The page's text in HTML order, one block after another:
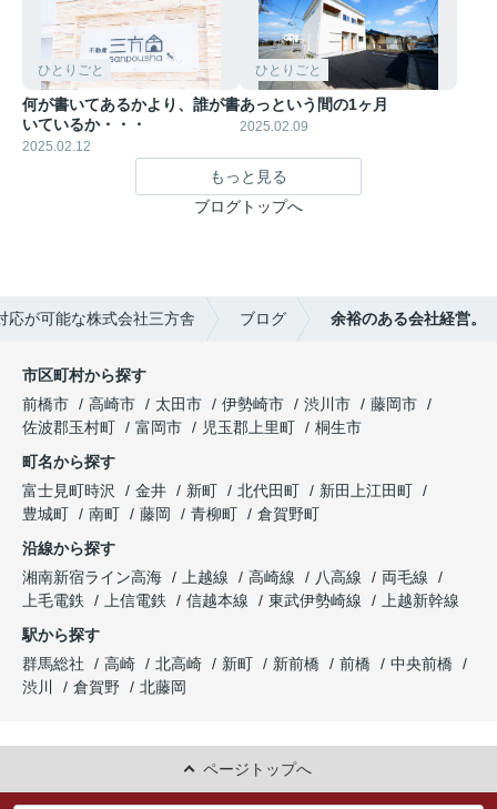
ひとりごと
何が書いてあるかより、誰が書
いているか・・・
2025.02.12
ひとりごと
あっという間の1ヶ月
2025.02.09
もっと見る
ブログトップへ
応が可能な株式会社三方舎 ブログ 余裕のある会社経営。
市区町村から探す
前橋市
高崎市 太田市 伊勢崎市 渋川市
藤岡市
佐波郡玉村町
富岡市 児玉郡上里町
桐生市
町名から探す
富士見町時沢
金井 新町 北代田町
新田上江田町
豊城町
南町 藤岡 青柳町
倉賀野町
沿線から探す
湘南新宿ライン高海
上越線 高崎線 八高線
両毛線
上毛電鉄
上信電鉄 信越本線 東武伊勢崎線
上越新幹線
駅から探す
群馬総社
高崎 北高崎 新町 新前橋 前橋
中央前橋
渋川
倉賀野 北藤岡
ページトップへ